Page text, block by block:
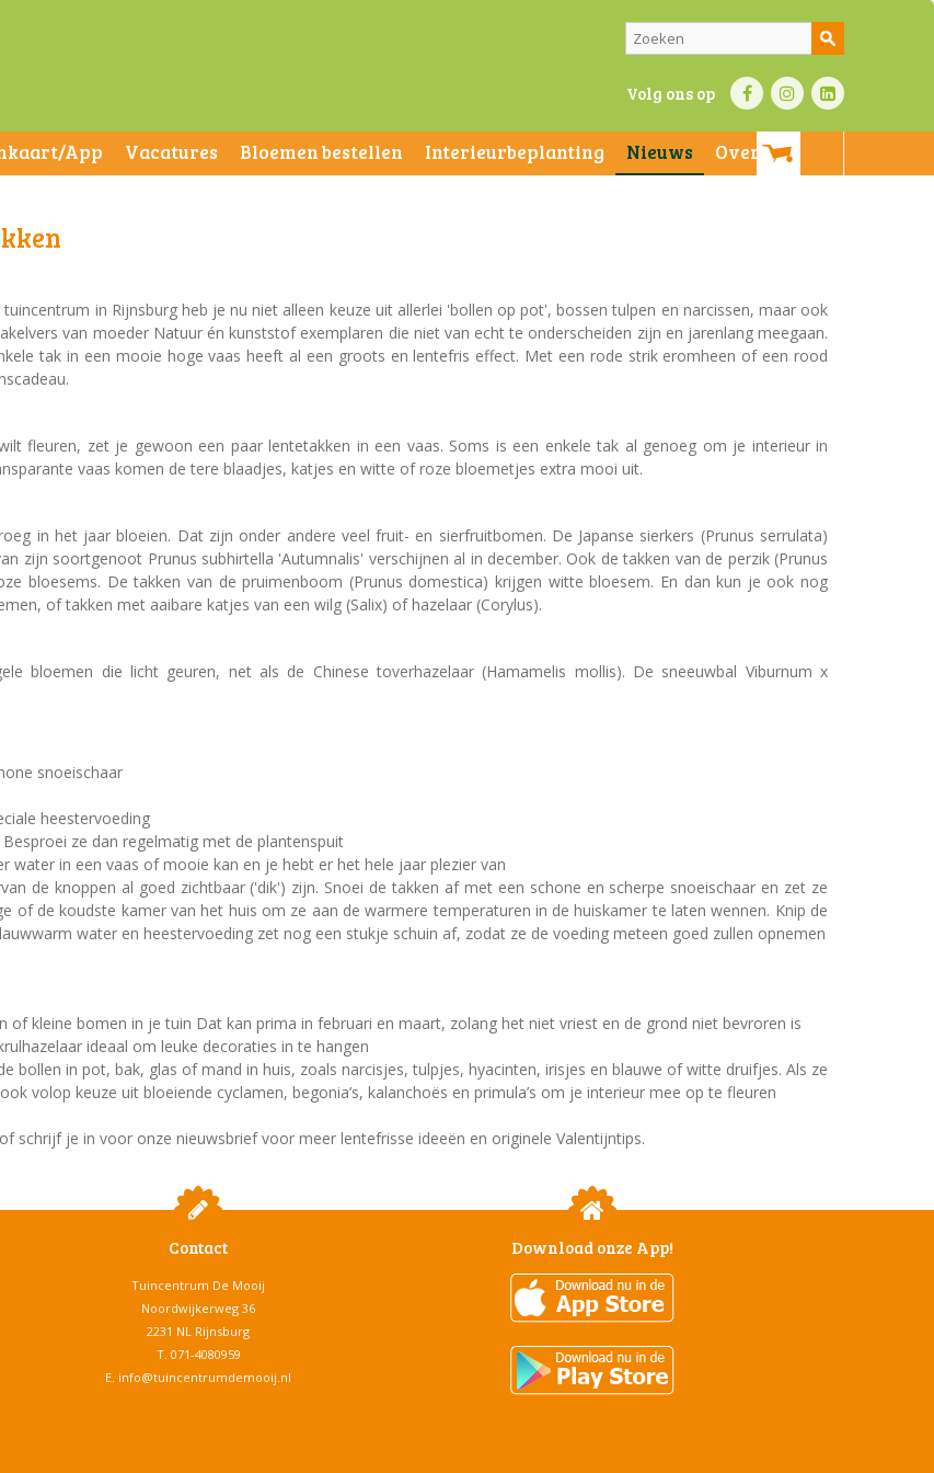
Volg ons op
App Vacatures Bloemen bestellen Interieurbeplanting Nieuws
Over ons
in Rijnsburg heb je nu niet alleen keuze uit allerlei 'bollen op pot', bossen tulpen en narcissen, maar ook
van moeder Natuur én kunststof exemplaren die niet van echt te onderscheiden zijn en jarenlang meegaan.
tak in een mooie hoge vaas heeft al een groots en lentefris effect. Met een rode strik eromheen of een rood
fleuren, zet je gewoon een paar lentetakken in een vaas. Soms is een enkele tak al genoeg om je interieur in
vaas komen de tere blaadjes, katjes en witte of roze bloemetjes extra mooi uit.
in het jaar bloeien. Dat zijn onder andere veel fruit- en sierfruitbomen. De Japanse sierkers (Prunus serrulata)
zijn soortgenoot Prunus subhirtella 'Autumnalis' verschijnen al in december. Ook de takken van de perzik (Prunus
bloesems. De takken van de pruimenboom (Prunus domestica) krijgen witte bloesem. En dan kun je ook nog
of takken met aaibare katjes van een wilg (Salix) of hazelaar (Corylus).
bloemen die licht geuren, net als de Chinese toverhazelaar (Hamamelis mollis). De sneeuwbal Viburnum x
snoeischaar
heestervoeding
ze dan regelmatig met de plantenspuit
water in een vaas of mooie kan en je hebt er het hele jaar plezier van
de knoppen al goed zichtbaar ('dik') zijn. Snoei de takken af met een schone en scherpe snoeischaar en zet ze
of de koudste kamer van het huis om ze aan de warmere temperaturen in de huiskamer te laten wennen. Knip de
water en heestervoeding zet nog een stukje schuin af, zodat ze de voeding meteen goed zullen opnemen
of kleine bomen in je tuin Dat kan prima in februari en maart, zolang het niet vriest en de grond niet bevroren is
ideaal om leuke decoraties in te hangen
bollen in pot, bak, glas of mand in huis, zoals narcisjes, tulpjes, hyacinten, irisjes en blauwe of witte druifjes. Als ze
volop keuze uit bloeiende cyclamen, begonia’s, kalanchoës en primula’s om je interieur mee op te fleuren
schrijf je in voor onze nieuwsbrief voor meer lentefrisse ideeën en originele Valentijntips.
Contact
Tuincentrum De Mooij
Noordwijkerweg 36
2231 NL Rijnsburg
T. 071-4080959
E. info@tuincentrumdemooij.nl
Download onze App!